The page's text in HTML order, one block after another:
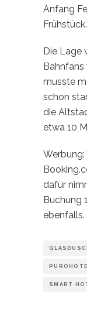
Anfang
Frühstück.
Die Lage
Bahnfans
musste
schon
die
etwa 10
dafür
Buchung
ebenfalls.
SMART